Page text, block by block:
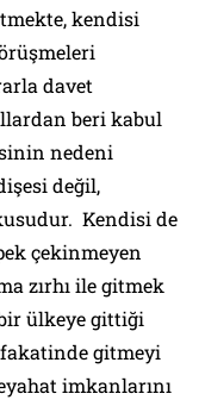
kendisi
davet
beri kabul
nedeni
değil,
Kendisi de
çekinmeyen
zırhı ile gitmek
ülkeye gittiği
gitmeyi
imkanlarını